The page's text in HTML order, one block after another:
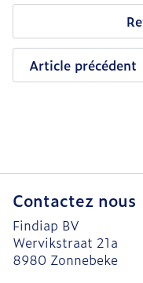
Article précédent
Contactez nous
Findiap BV
Wervikstraat 21a
8980 Zonnebeke